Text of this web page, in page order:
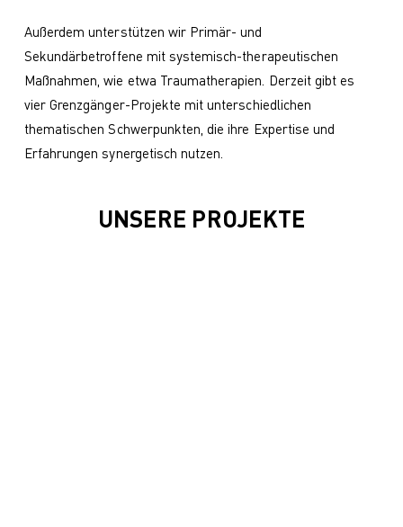
Außerdem unterstützen wir Primär- und
Sekundärbetroffene mit systemisch-therapeutischen
Maßnahmen, wie etwa Traumatherapien. Derzeit gibt es
vier Grenzgänger-Projekte mit unterschiedlichen
thematischen Schwerpunkten, die ihre Expertise und
Erfahrungen synergetisch nutzen.
UNSERE PROJEKTE